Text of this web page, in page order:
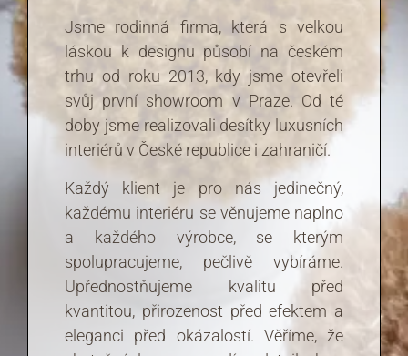
Jsme rodinná firma, která s velkou
láskou k designu působí na českém
trhu od roku 2013, kdy jsme otevřeli
svůj první showroom v Praze. Od té
doby jsme realizovali desítky luxusních
interiérů v České republice i zahraničí.
Každý klient je pro nás jedinečný,
každému interiéru se věnujeme naplno
a každého výrobce, se kterým
spolupracujeme, pečlivě vybíráme.
Upřednostňujeme kvalitu před
kvantitou, přirozenost před efektem a
eleganci před okázalostí. Věříme, že